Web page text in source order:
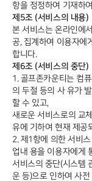
항을 정정하여 기재하
제5조 (서비스의 내용)
본 서비스는 온라인에
공, 집계하여 이용자에
합니다.
제6조 (서비스의 중단)
1. 골프존카운티는 컴
의 두절 등의 사 유가
할 수 있고,
새로운 서비스로의 교
유에 기하여 현재 제공
2. 제1항에 의한 서비
업내 용을 이용자에게
서비스의 중단(시스템
운 등)으로 인하여 사